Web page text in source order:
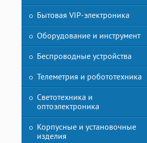
Бытовая VIP-электроника
Оборудование и инструмент
Беспроводные устройства
Телеметрия и робототехника
Светотехника и
оптоэлектроника
Корпусные и установочные
изделия